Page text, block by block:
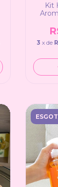
Kit
3 x de